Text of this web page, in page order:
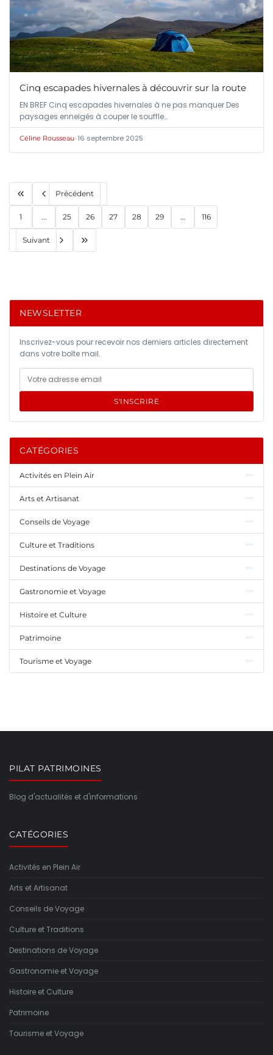
Cinq escapades hivernales à découvrir sur la route
EN BREF Cinq escapades hivernales à ne pas manquer Des
paysages enneigés à couper le souffle…
Céline Rousseau•16 septembre 2025
Précédent
1 ... 25 26 27 28 29 ... 116
Suivant
NEWSLETTER
Inscrivez-vous pour recevoir nos derniers articles directement
dans votre boîte mail.
S'INSCRIRE
CATÉGORIES
Activités en Plein Air
Arts et Artisanat
Conseils de Voyage
Culture et Traditions
Destinations de Voyage
Gastronomie et Voyage
Histoire et Culture
Patrimoine
Tourisme et Voyage
PILAT PATRIMOINES
Blog d'actualités et d'informations
CATÉGORIES
Activités en Plein Air
Arts et Artisanat
Conseils de Voyage
Culture et Traditions
Destinations de Voyage
Gastronomie et Voyage
Histoire et Culture
Patrimoine
Tourisme et Voyage